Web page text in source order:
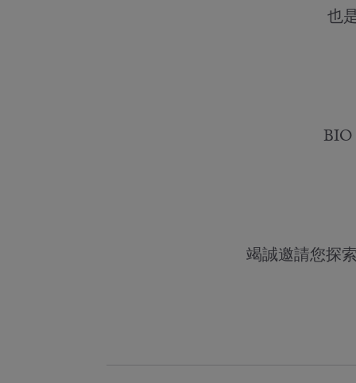
也
竭誠邀請您探